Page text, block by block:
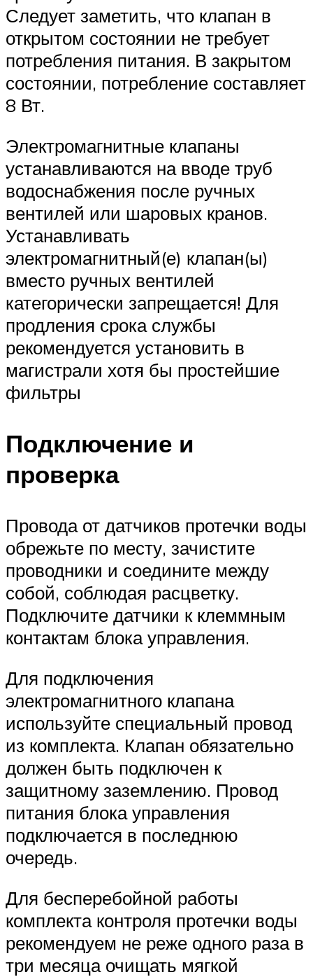
Следует заметить, что клапан в
открытом состоянии не требует
потребления питания. В закрытом
состоянии, потребление составляет
8 Вт.
Электромагнитные клапаны
устанавливаются на вводе труб
водоснабжения после ручных
вентилей или шаровых кранов.
Устанавливать
электромагнитный(е) клапан(ы)
вместо ручных вентилей
категорически запрещается! Для
продления срока службы
рекомендуется установить в
магистрали хотя бы простейшие
фильтры
Подключение и
проверка
Провода от датчиков протечки воды
обрежьте по месту, зачистите
проводники и соедините между
собой, соблюдая расцветку.
Подключите датчики к клеммным
контактам блока управления.
Для подключения
электромагнитного клапана
используйте специальный провод
из комплекта. Клапан обязательно
должен быть подключен к
защитному заземлению. Провод
питания блока управления
подключается в последнюю
очередь.
Для бесперебойной работы
комплекта контроля протечки воды
рекомендуем не реже одного раза в
три месяца очищать мягкой